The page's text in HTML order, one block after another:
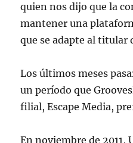
quien nos dijo que la
mantener una
que se adapte al titular
Los últimos meses
un período que
filial, Escape Media,
En noviembre de 2011,